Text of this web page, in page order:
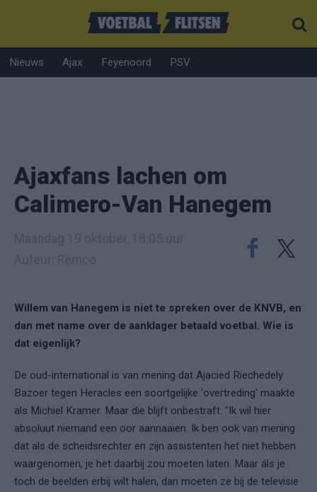
Nieuws Ajax Feyenoord PSV
Ajaxfans lachen om
Calimero-Van Hanegem
Willem van Hanegem is niet te spreken over de KNVB, en
dan met name over de aanklager betaald voetbal. Wie is
dat eigenlijk?
De oud-international is van mening dat Ajacied Riechedely
Bazoer tegen Heracles een soortgelijke 'overtreding' maakte
als Michiel Kramer. Maar die blijft onbestraft. "Ik wil hier
absoluut niemand een oor aannaaien. Ik ben ook van mening
dat als de scheidsrechter en zijn assistenten het niet hebben
waargenomen, je het daarbij zou moeten laten. Maar áls je
toch de beelden erbij wilt halen, dan moeten ze bij de televisie